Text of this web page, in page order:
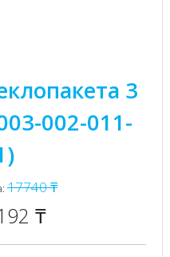
3
002-011-
17740 ₸
₸